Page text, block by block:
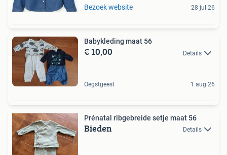
Bezoek website 28 jul 26
Babykleding maat 56
€ 10,00 Details
Oegstgeest 1 aug 26
Prénatal ribgebreide setje maat 56
Bieden Details